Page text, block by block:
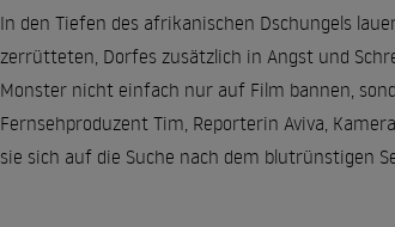
In den Tiefen des afrikanischen Dschungels
zerrütteten, Dorfes zusätzlich in Angst und
Monster nicht einfach nur auf Film bannen,
Fernsehproduzent Tim, Reporterin Aviva,
sie sich auf die Suche nach dem blutrünstigen